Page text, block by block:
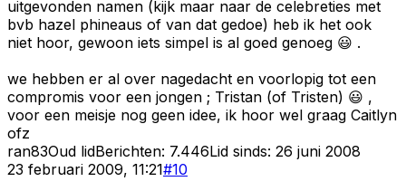
uitgevonden namen (kijk maar naar de celebreties met
bvb hazel phineaus of van dat gedoe) heb ik het ook
niet hoor, gewoon iets simpel is al goed genoeg 😃 .
we hebben er al over nagedacht en voorlopig tot een
compromis voor een jongen ; Tristan (of Tristen) 😃 ,
voor een meisje nog geen idee, ik hoor wel graag Caitlyn
ofz
ran83Oud lidBerichten: 7.446Lid sinds: 26 juni 2008
23 februari 2009, 11:21#10